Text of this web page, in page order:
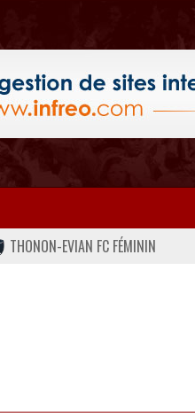
THONON-EVIAN FC FÉMININ